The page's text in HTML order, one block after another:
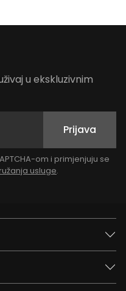
u ekskluzivnim
Prijava
om i primjenjuju se
usluge.